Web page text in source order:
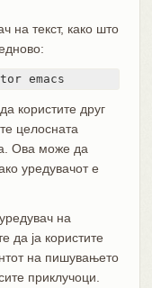
на текст, како што
emacs
користите друг
целосната
Ова може да
уредувачот е
на
да ја користите
на пишувањето
приклучоци.